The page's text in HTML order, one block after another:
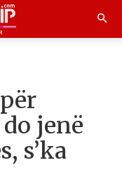
jenë
s’ka